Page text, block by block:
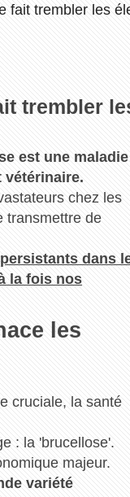
fait trembler les
trembler
est une maladie
vétérinaire.
chez les
transmettre de
dans
la fois nos
les
cruciale, la santé
: la 'brucellose'.
majeur.
variété